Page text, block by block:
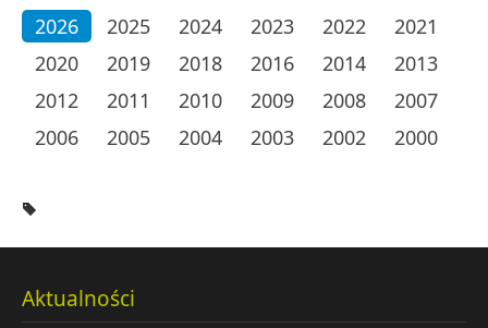
2026
2025 2024 2023 2022
2021
2020
2019 2018 2016 2014
2013
2012
2011 2010 2009 2008
2007
2006
2005 2004 2003 2002 2000
Aktualności